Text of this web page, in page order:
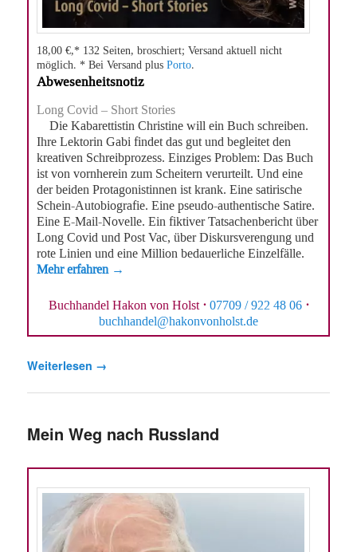
18,00 €,* 132 Seiten, broschiert; Versand aktuell nicht
möglich. * Bei Versand plusPorto.
Abwesenheitsnotiz
Long Covid – Short Stories
Die Kabarettistin Christine will ein Buch schreiben.
Ihre Lektorin Gabi findet das gut und begleitet den
kreativen Schreibprozess. Einziges Problem: Das Buch
ist von vornherein zum Scheitern verurteilt. Und eine
der beiden Protagonistinnen ist krank. Eine satirische
Schein-Autobiografie. Eine pseudo-authentische Satire.
Eine E-Mail-Novelle. Ein fiktiver Tatsachenbericht über
Long Covid und Post Vac, über Diskursverengung und
rote Linien und eine Million bedauerliche Einzelfälle.
Mehr erfahren →
Buchhandel Hakon von Holst · 07709 / 922 48 06 ·
buchhandel@hakonvonholst.de
Weiterlesen →
Mein Weg nach Russland